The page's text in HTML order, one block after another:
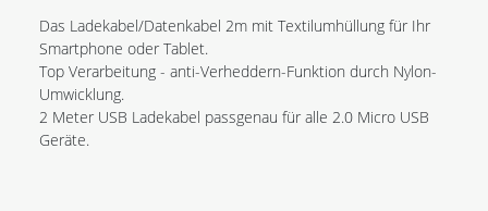
Das Ladekabel/Datenkabel 2m mit Textilumhüllung für Ihr
Smartphone oder Tablet.
Top Verarbeitung - anti-Verheddern-Funktion durch Nylon-
Umwicklung.
2 Meter USB Ladekabel passgenau für alle 2.0 Micro USB
Geräte.